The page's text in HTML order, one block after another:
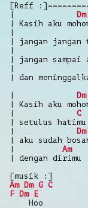
[Reff
| Dm
| Kasih aku
| jangan
|
| jangan sampai
| dan
| Dm
| Kasih aku
| C
| setulus hatimu
| Dm
| aku sudah
| Am
| dengan dirimu
[musik :]
Am Dm G C
F Dm
E
Hoo